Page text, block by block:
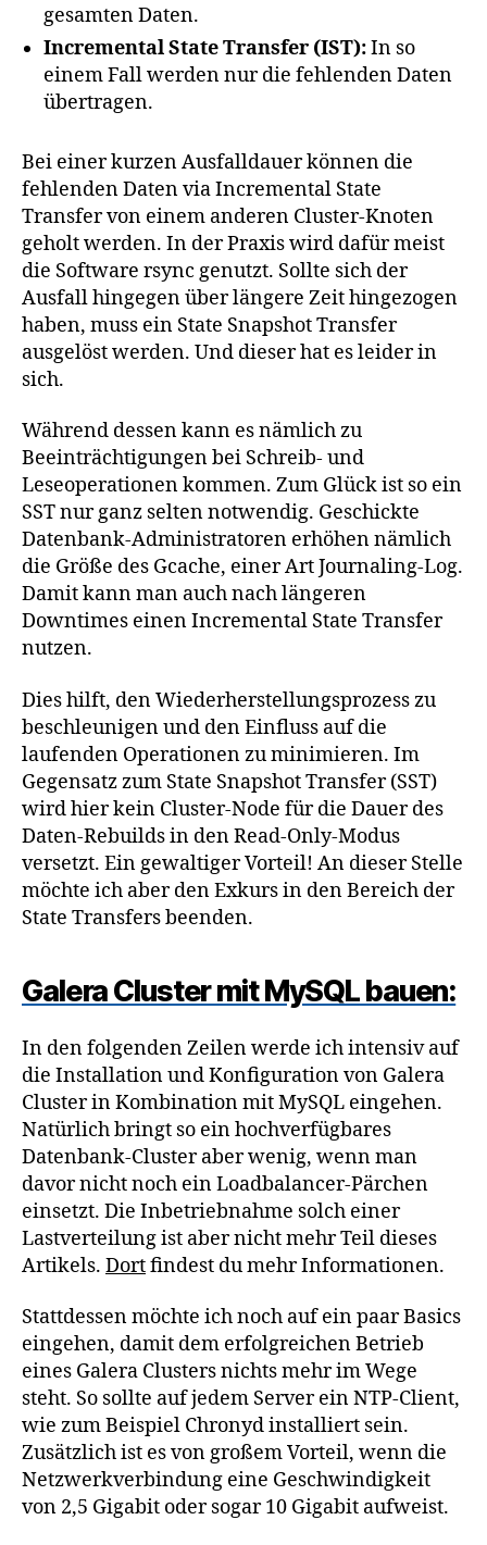
gesamten Daten.
Incremental State Transfer (IST):In so
einem Fall werden nur die fehlenden Daten
übertragen.
Bei einer kurzen Ausfalldauer können die
fehlenden Daten via Incremental State
Transfer von einem anderen Cluster-Knoten
geholt werden. In der Praxis wird dafür meist
die Software rsync genutzt. Sollte sich der
Ausfall hingegen über längere Zeit hingezogen
haben, muss ein State Snapshot Transfer
ausgelöst werden. Und dieser hat es leider in
sich.
Während dessen kann es nämlich zu
Beeinträchtigungen bei Schreib- und
Leseoperationen kommen. Zum Glück ist so ein
SST nur ganz selten notwendig. Geschickte
Datenbank-Administratoren erhöhen nämlich
die Größe des Gcache, einer Art Journaling-Log.
Damit kann man auch nach längeren
Downtimes einen Incremental State Transfer
nutzen.
Dies hilft, den Wiederherstellungsprozess zu
beschleunigen und den Einfluss auf die
laufenden Operationen zu minimieren. Im
Gegensatz zum State Snapshot Transfer (SST)
wird hier kein Cluster-Node für die Dauer des
Daten-Rebuilds in den Read-Only-Modus
versetzt. Ein gewaltiger Vorteil! An dieser Stelle
möchte ich aber den Exkurs in den Bereich der
State Transfers beenden.
Galera Cluster mit MySQL bauen:
In den folgenden Zeilen werde ich intensiv auf
die Installation und Konfiguration von Galera
Cluster in Kombination mit MySQL eingehen.
Natürlich bringt so ein hochverfügbares
Datenbank-Cluster aber wenig, wenn man
davor nicht noch ein Loadbalancer-Pärchen
einsetzt. Die Inbetriebnahme solch einer
Lastverteilung ist aber nicht mehr Teil dieses
Artikels. Dortfindest du mehr Informationen.
Stattdessen möchte ich noch auf ein paar Basics
eingehen, damit dem erfolgreichen Betrieb
eines Galera Clusters nichts mehr im Wege
steht. So sollte auf jedem Server ein NTP-Client,
wie zum Beispiel Chronyd installiert sein.
Zusätzlich ist es von großem Vorteil, wenn die
Netzwerkverbindung eine Geschwindigkeit
von 2,5 Gigabit oder sogar 10 Gigabit aufweist.